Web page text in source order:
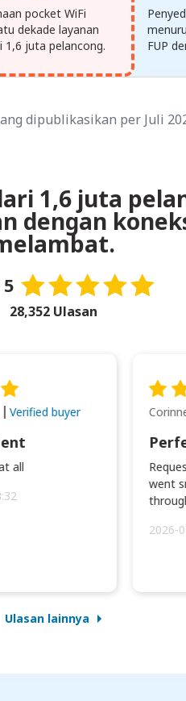
pocket WiFi
dekade layanan
1,6 juta pelancong.
FUP
dipublikasikan per Juli
1,6 juta
dengan
28,352 Ulasan
Verified buyer
all
went
2026-
Ulasan lainnya